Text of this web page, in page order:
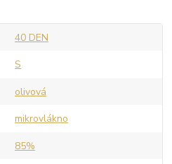
40 DEN
S
olivová
mikrovlákno
85%